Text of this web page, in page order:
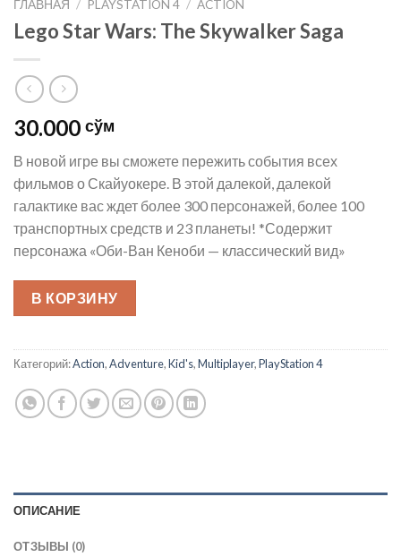
ГЛАВНАЯ / PLAYSTATION 4 / ACTION
Lego Star Wars: The Skywalker Saga
30.000 сўм
В новой игре вы сможете пережить события всех
фильмов о Скайуокере. В этой далекой, далекой
галактике вас ждет более 300 персонажей, более 100
транспортных средств и 23 планеты! *Содержит
персонажа «Оби-Ван Кеноби — классический вид»
В КОРЗИНУ
Категорий:Action,Adventure,Kid's,Multiplayer,PlayStation 4
ОПИСАНИЕ
ОТЗЫВЫ (0)